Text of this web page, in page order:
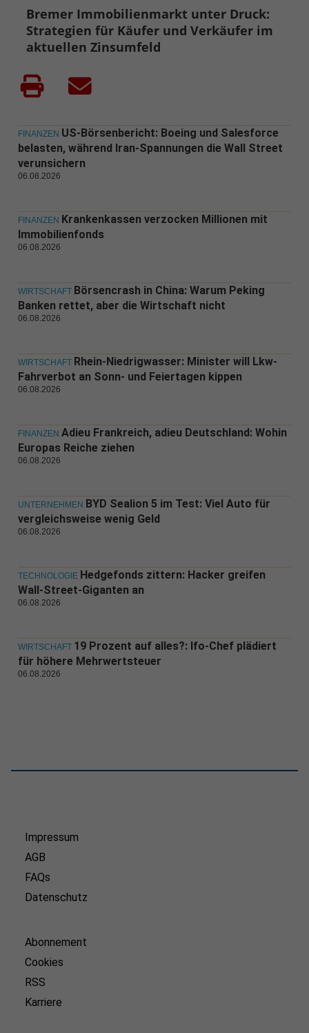
Bremer Immobilienmarkt unter Druck:
Strategien für Käufer und Verkäufer im
aktuellen Zinsumfeld
FINANZEN US-Börsenbericht: Boeing und Salesforce
belasten, während Iran-Spannungen die Wall Street
verunsichern
06.08.2026
FINANZEN Krankenkassen verzocken Millionen mit
Immobilienfonds
06.08.2026
WIRTSCHAFT Börsencrash in China: Warum Peking
Banken rettet, aber die Wirtschaft nicht
06.08.2026
WIRTSCHAFT Rhein-Niedrigwasser: Minister will Lkw-
Fahrverbot an Sonn- und Feiertagen kippen
06.08.2026
FINANZEN Adieu Frankreich, adieu Deutschland: Wohin
Europas Reiche ziehen
06.08.2026
UNTERNEHMEN BYD Sealion 5 im Test: Viel Auto für
vergleichsweise wenig Geld
06.08.2026
TECHNOLOGIE Hedgefonds zittern: Hacker greifen
Wall-Street-Giganten an
06.08.2026
WIRTSCHAFT 19 Prozent auf alles?: Ifo-Chef plädiert
für höhere Mehrwertsteuer
06.08.2026
Impressum
AGB
FAQs
Datenschutz
Abonnement
Cookies
RSS
Karriere